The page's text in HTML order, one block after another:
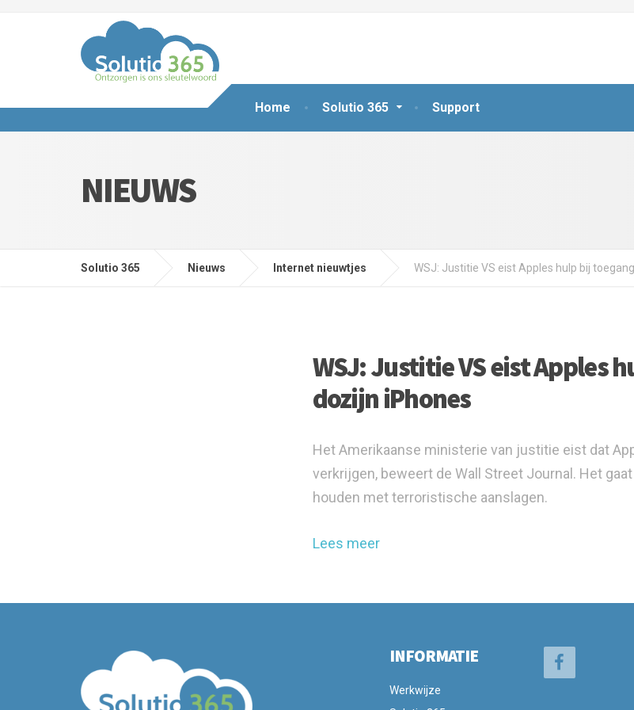
Home Solutio 365 Support
NIEUWS
Solutio 365 Nieuws Internet nieuwtjes WSJ: Justitie VS eist Apples hulp bij
WSJ: Justitie VS eist Apples
dozijn iPhones
Het Amerikaanse ministerie van justitie eist dat
verkrijgen, beweert de Wall Street Journal. Het
houden met terroristische aanslagen.
Lees meer
INFORMATIE
Werkwijze